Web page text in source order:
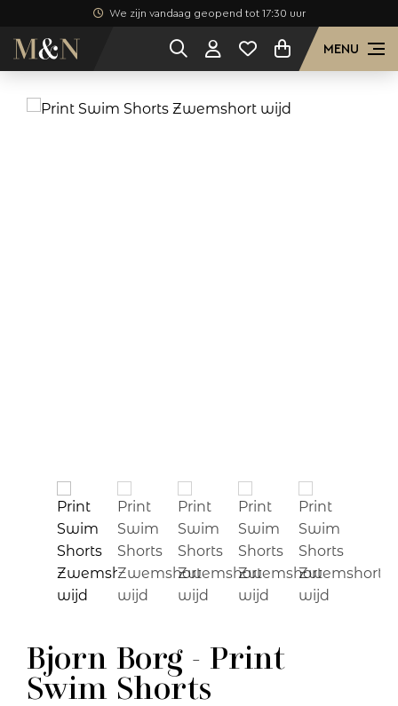
We zijn vandaag geopend tot 17:30 uur
MENU
Bjorn Borg - Print
Swim Shorts